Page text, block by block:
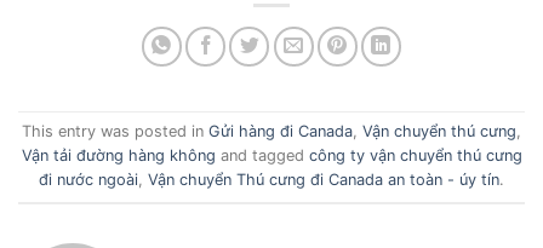
This entry was posted in Gửi hàng đi Canada, Vận chuyển thú cưng,
Vận tải đường hàng không and tagged công ty vận chuyển thú cưng
đi nước ngoài, Vận chuyển Thú cưng đi Canada an toàn - úy tín.